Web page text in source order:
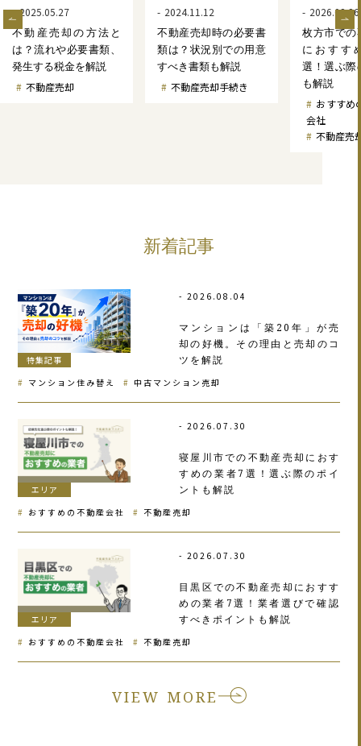
2025.05.27
不動産売却の方法と
は？流れや必要書類、
発生する税金を解説
不動産売却
2024.11.12
不動産売却時の必要書
類は？状況別での用意
すべき書類も解説
不動産売却手続き
2026.02.26
枚方市での
におすす
選！選ぶ際
も解説
おすすめ
会社
不動産売
新着記事
特集記事
2026.08.04
マンションは「築20年」が売
却の好機。その理由と売却のコ
ツを解説
マンション住み替え 中古マンション売却
エリア
2026.07.30
寝屋川市での不動産売却におす
すめの業者7選！選ぶ際のポイ
ントも解説
おすすめの不動産会社 不動産売却
エリア
2026.07.30
目黒区での不動産売却におすす
めの業者7選！業者選びで確認
すべきポイントも解説
おすすめの不動産会社 不動産売却
VIEW MORE